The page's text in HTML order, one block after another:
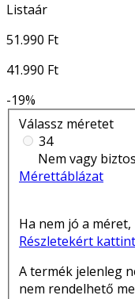
Listaár
51.990 Ft
41.990 Ft
-19%
Válassz méretet
34
Nem vagy
Mérettáblázat
Ha nem jó a
Részletekért
A termék jelenleg
nem rendelhető